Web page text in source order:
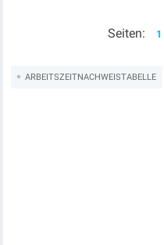
Seiten: 1
ARBEITSZEITNACHWEISTABELLE